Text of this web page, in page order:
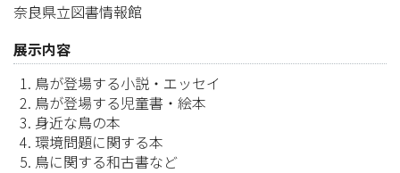
奈良県立図書情報館
展示内容
鳥が登場する小説・エッセイ
鳥が登場する児童書・絵本
身近な鳥の本
環境問題に関する本
鳥に関する和古書など